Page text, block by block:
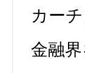
カー
金融